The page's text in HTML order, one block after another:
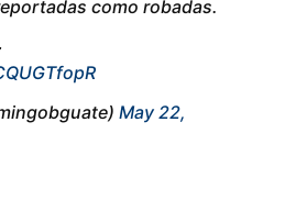
como robadas.
May 22,